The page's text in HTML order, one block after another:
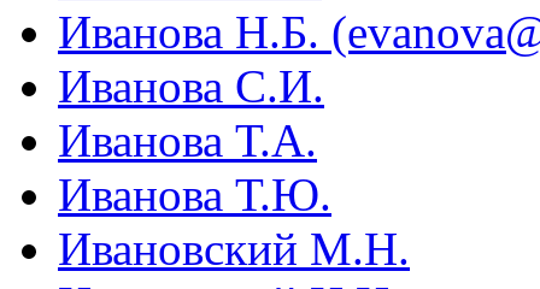
Иванова Н.Б.
Иванова С.И.
Иванова Т.А.
Иванова Т.Ю.
Ивановский М.Н.